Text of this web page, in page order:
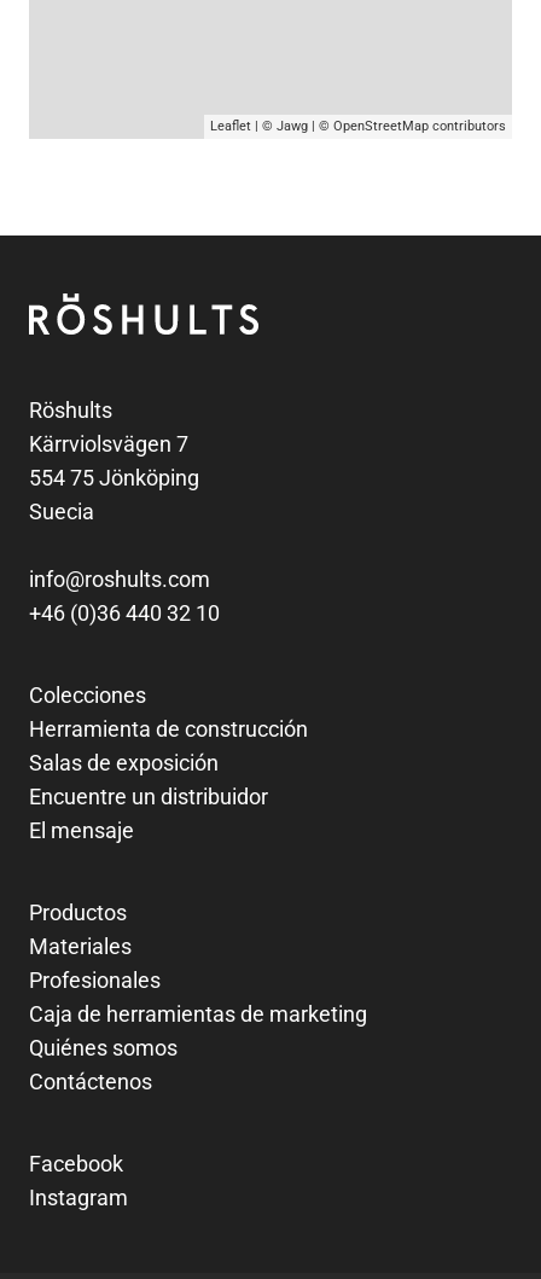
Leaflet | © Jawg | © OpenStreetMap contributors
Röshults
Röshults
Kärrviolsvägen 7
554 75 Jönköping
Suecia
info@roshults.com
+46 (0)36 440 32 10
Colecciones
Herramienta de construcción
Salas de exposición
Encuentre un distribuidor
El mensaje
Productos
Materiales
Profesionales
Caja de herramientas de marketing
Quiénes somos
Contáctenos
Facebook
Instagram